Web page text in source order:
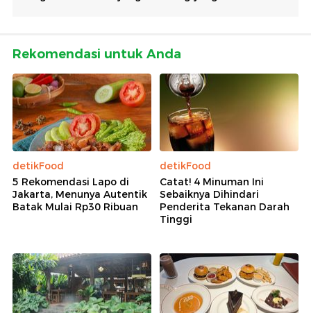
Rekomendasi untuk Anda
detikFood
5 Rekomendasi Lapo di
Jakarta, Menunya Autentik
Batak Mulai Rp30 Ribuan
detikFood
Catat! 4 Minuman Ini
Sebaiknya Dihindari
Penderita Tekanan Darah
Tinggi